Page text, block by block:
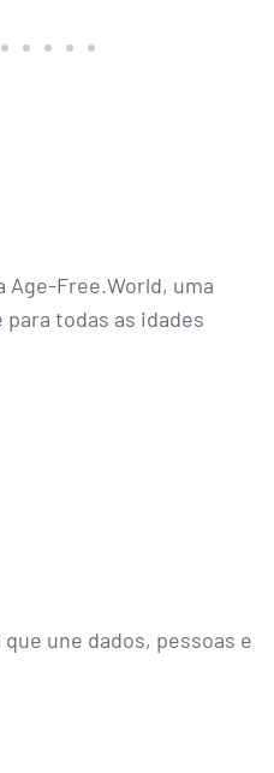
das mudanças no
Age-Free.World, uma
todas as idades
que une dados, pessoas e